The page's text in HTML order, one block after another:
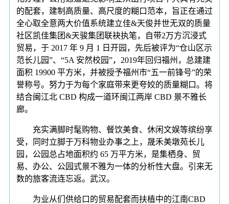
的配套，建制高质量、高尺度的糊口范本，旨正在通过
全心取全意两大价值系统建立佳&天俊并世无双的质量
社区凯佳集团&天骏集团联袂执笔，自带2万方沉浸式
贸易，于 2017 年 9 月 1 日开园，先后被评为“仓山区示
范长儿园”、“5A 安然校园”，2019年回归福州，总建建
面积 19900 平方米，并被授予福州市“五一前锋号”的荣
誉称号。努力于为每个家庭带来更夸姣的质量糊口。将
结合闽江北 CBD 构成一道环闽江两岸 CBD 景不雅长
廊。
充实满脚时髦购物、餐饮美食、休闲文娱等缤纷享
受，同时立脚于万科物业办事之上，晟禾美墩苑长儿
园，公园总占地面积约 65 万平方米，是集栖身、贸
易、办公、公园式景不雅为一体的分析性大盘。引来无
数的旅客流连忘返。武汉。
为业从们供给口的贸易配套而扶植中的江南CBD